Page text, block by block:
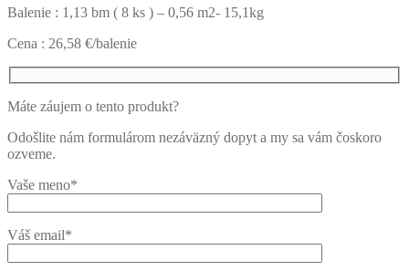
Balenie : 1,13 bm ( 8 ks ) – 0,56 m2- 15,1kg
Cena : 26,58 €/balenie
Máte záujem o tento produkt?
Odošlite nám formulárom nezáväzný dopyt a my sa vám čoskoro
ozveme.
Vaše meno*
Váš email*